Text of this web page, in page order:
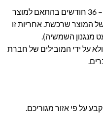
חברת לה גן מעניקה אחריות בין 12 – 36 חודשים בהתאם למוצר
המוצר שרכשת. אחריות זו
מנגנון השמשיה).
על ידי המובילים של חברת